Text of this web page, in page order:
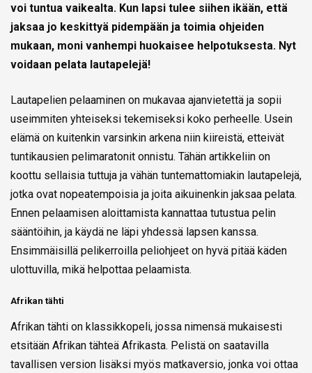
voi tuntua vaikealta. Kun lapsi tulee siihen ikään, että
jaksaa jo keskittyä pidempään ja toimia ohjeiden
mukaan, moni vanhempi huokaisee helpotuksesta. Nyt
voidaan pelata lautapelejä!
Lautapelien pelaaminen on mukavaa ajanvietettä ja sopii
useimmiten yhteiseksi tekemiseksi koko perheelle. Usein
elämä on kuitenkin varsinkin arkena niin kiireistä, etteivät
tuntikausien pelimaratonit onnistu. Tähän artikkeliin on
koottu sellaisia tuttuja ja vähän tuntemattomiakin lautapelejä,
jotka ovat nopeatempoisia ja joita aikuinenkin jaksaa pelata.
Ennen pelaamisen aloittamista kannattaa tutustua pelin
sääntöihin, ja käydä ne läpi yhdessä lapsen kanssa.
Ensimmäisillä pelikerroilla peliohjeet on hyvä pitää käden
ulottuvilla, mikä helpottaa pelaamista.
Afrikan tähti
Afrikan tähti on klassikkopeli, jossa nimensä mukaisesti
etsitään Afrikan tähteä Afrikasta. Pelistä on saatavilla
tavallisen version lisäksi myös matkaversio, jonka voi ottaa